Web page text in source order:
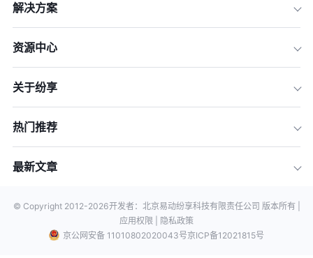
解决方案
资源中心
关于纷享
热门推荐
最新文章
© Copyright 2012-2026开发者：北京易动纷享科技有限责任公司 版本所有 |
应用权限 |
隐私政策
京公网安备 11010802020043号京ICP备12021815号